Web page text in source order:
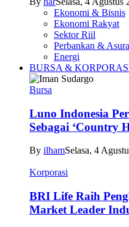
Ekonomi & Bisnis
Ekonomi Rakyat
Sektor Riil
Perbankan &
Energi
BURSA &
Bursa
Luno Indonesia
Sebagai ‘Country
By ilhamSelasa, 4
Korporasi
BRI Life Raih
Market Leader